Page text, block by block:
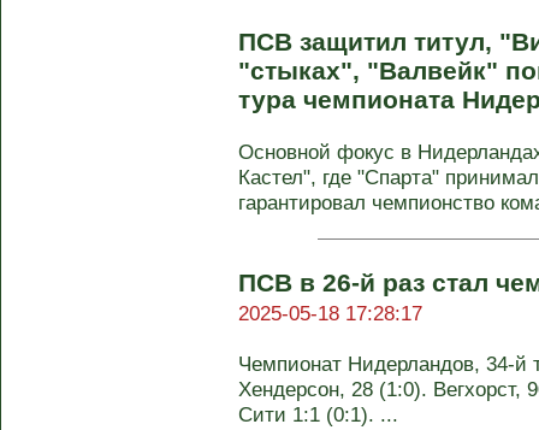
ПСВ защитил титул,
"стыках", "Валвейк"
тура чемпионата
Основной фокус в
Кастел", где "Спарта"
гарантировал чемпионство
ПСВ в 26-й раз стал
2025-05-18 17:28:17
Чемпионат Нидерландов, 34-й
Хендерсон, 28 (1:0).
Сити 1:1 (0:1). ...